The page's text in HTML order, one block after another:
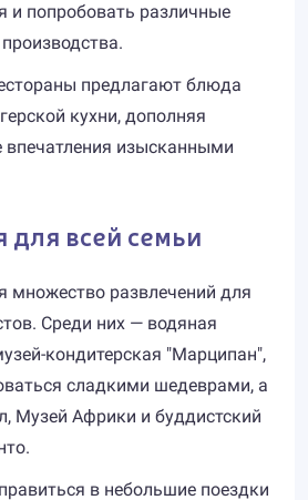
и попробовать различные
предлагают блюда
кухни, дополняя
впечатления изысканными
для всей семьи
множество развлечений для
Среди них — водяная
кондитерская "Марципан",
сладкими шедеврами, а
Музей Африки и буддистский
в небольшие поездки